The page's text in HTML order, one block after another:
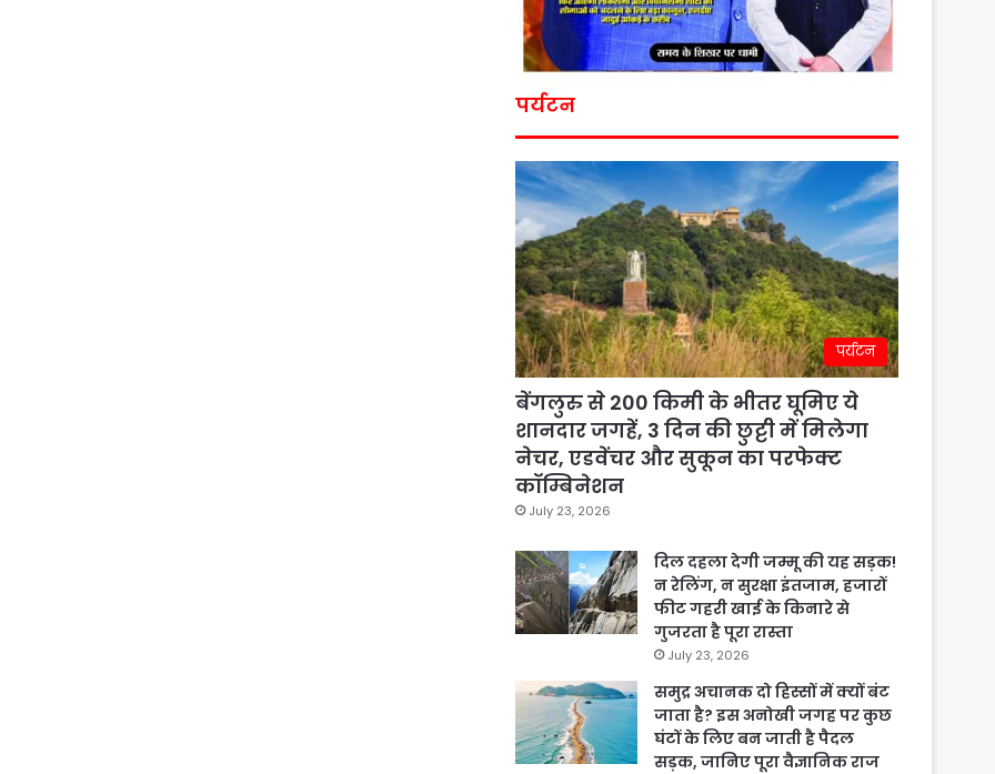
पर्यटन
पर्यटन
बेंगलुरु से 200 किमी के भीतर घूमिए ये
शानदार जगहें, 3 दिन की छुट्टी में मिलेगा
नेचर, एडवेंचर और सुकून का परफेक्ट
कॉम्बिनेशन
July 23, 2026
दिल दहला देगी जम्मू की यह सड़क!
न रेलिंग, न सुरक्षा इंतजाम, हजारों
फीट गहरी खाई के किनारे से
गुजरता है पूरा रास्ता
July 23, 2026
समुद्र अचानक दो हिस्सों में क्यों बंट
जाता है? इस अनोखी जगह पर कुछ
घंटों के लिए बन जाती है पैदल
सड़क, जानिए पूरा वैज्ञानिक राज